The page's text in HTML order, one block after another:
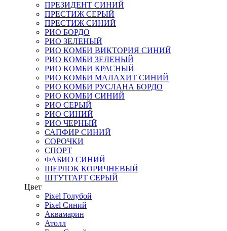
ПРЕЗИДЕНТ СИНИЙ
ПРЕСТИЖ СЕРЫЙ
ПРЕСТИЖ СИНИЙ
РИО БОРДО
РИО ЗЕЛЕНЫЙ
РИО КОМБИ ВИКТОРИЯ СИНИЙ
РИО КОМБИ ЗЕЛЕНЫЙ
РИО КОМБИ КРАСНЫЙ
РИО КОМБИ МАЛАХИТ СИНИЙ
РИО КОМБИ РУСЛАНА БОРДО
РИО КОМБИ СИНИЙ
РИО СЕРЫЙ
РИО СИНИЙ
РИО ЧЕРНЫЙ
САПФИР СИНИЙ
СОРОЧКИ
СПОРТ
ФАБИО СИНИЙ
ШЕРЛОК КОРИЧНЕВЫЙ
ШТУТГАРТ СЕРЫЙ
Цвет
Pixel Голубой
Pixel Синий
Аквамарин
Атолл